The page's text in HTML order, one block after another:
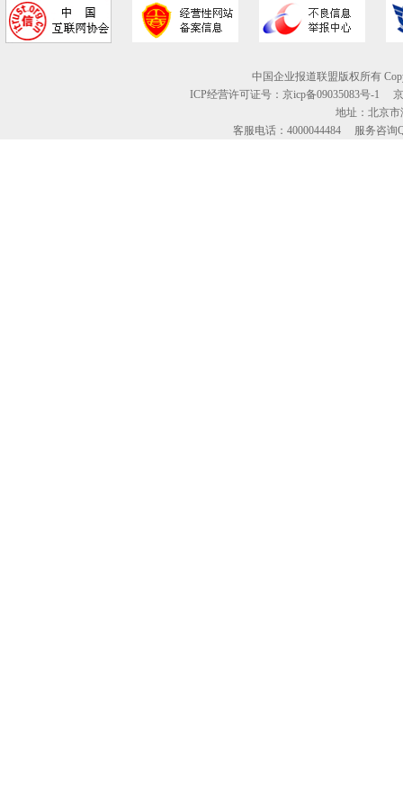
中国企业报道联盟版权所有
ICP经营许可证号：京icp备09035083号-1
地址：北京市
客服电话：4000044484 服务咨询